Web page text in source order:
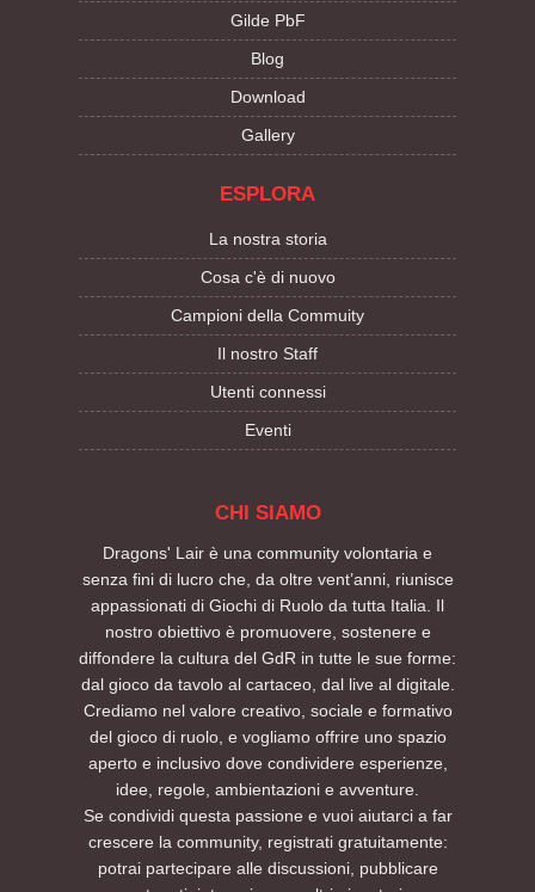
Gilde PbF
Blog
Download
Gallery
ESPLORA
La nostra storia
Cosa c'è di nuovo
Campioni della Commuity
Il nostro Staff
Utenti connessi
Eventi
CHI SIAMO
Dragons' Lair è una community volontaria e
senza fini di lucro che, da oltre vent’anni, riunisce
appassionati di Giochi di Ruolo da tutta Italia. Il
nostro obiettivo è promuovere, sostenere e
diffondere la cultura del GdR in tutte le sue forme:
dal gioco da tavolo al cartaceo, dal live al digitale.
Crediamo nel valore creativo, sociale e formativo
del gioco di ruolo, e vogliamo offrire uno spazio
aperto e inclusivo dove condividere esperienze,
idee, regole, ambientazioni e avventure.
Se condividi questa passione e vuoi aiutarci a far
crescere la community, registrati gratuitamente:
potrai partecipare alle discussioni, pubblicare